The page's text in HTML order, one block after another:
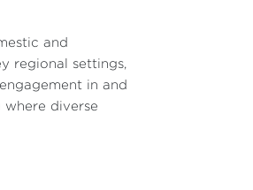
and
regional settings,
in and
where diverse